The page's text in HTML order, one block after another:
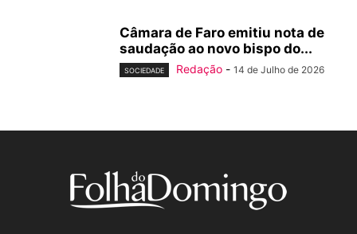
Câmara de Faro emitiu nota de
saudação ao novo bispo do...
SOCIEDADE Redação - 14 de Julho de 2026